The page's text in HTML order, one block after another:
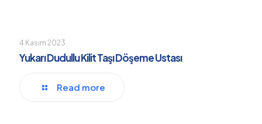
4 Kasım 2023
Yukarı Dudullu Kilit Taşı Döşeme Ustası
Read more